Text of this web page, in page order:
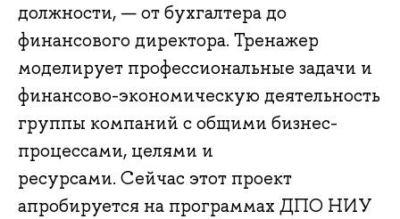
должности, — от бухгалтера до
финансового директора. Тренажер
моделирует профессиональные задачи и
финансово-экономическую деятельность
группы компаний с общими бизнес-
процессами, целями и
ресурсами. Сейчас этот проект
апробируется на программах ДПО НИУ